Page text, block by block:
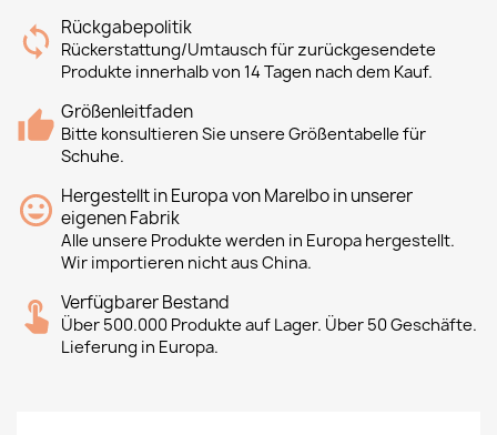
Rückgabepolitik
Rückerstattung/Umtausch für zurückgesendete
Produkte innerhalb von 14 Tagen nach dem Kauf.
Größenleitfaden
Bitte konsultieren Sie unsere Größentabelle für
Schuhe.
Hergestellt in Europa von Marelbo in unserer
eigenen Fabrik
Alle unsere Produkte werden in Europa hergestellt.
Wir importieren nicht aus China.
Verfügbarer Bestand
Über 500.000 Produkte auf Lager. Über 50 Geschäfte.
Lieferung in Europa.